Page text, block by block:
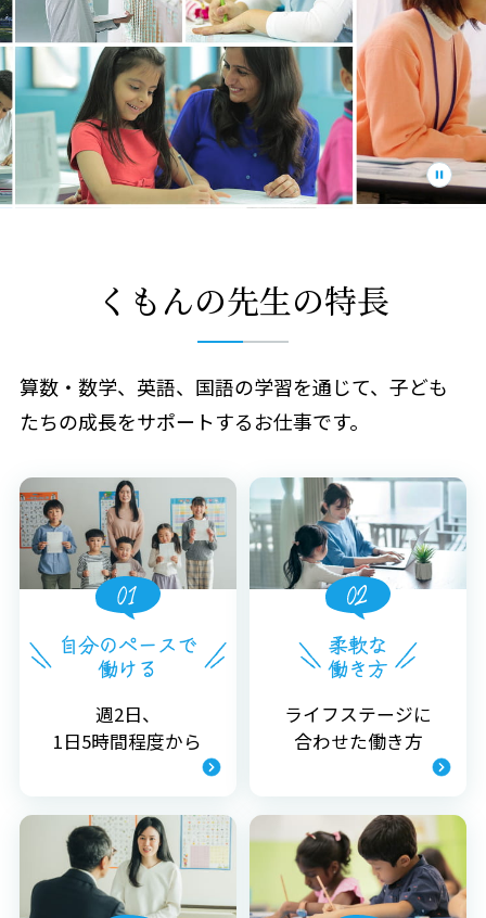
くもんの先生の特長
算数・数学、英語、国語の学習を通じて、子ども
たちの成長をサポートするお仕事です。
週2日、
1日5時間程度から
ライフステージに
合わせた働き方